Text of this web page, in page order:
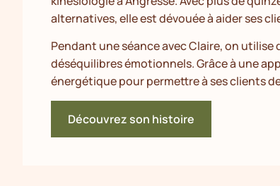
alternatives, elle est dévouée à aider ses
Pendant une séance avec Claire, on
déséquilibres émotionnels. Grâce à une
énergétique pour permettre à ses clients
Découvrez son histoire